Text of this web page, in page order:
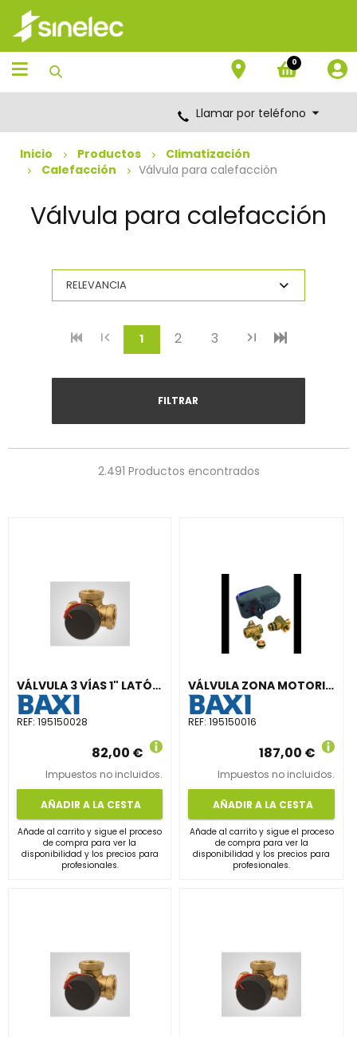
Saltar
contenido
Saltar
menú
de
navegación
0
Llamar por teléfono
Inicio Productos
Climatización
Calefacción
Válvula para calefacción
Válvula para calefacción
1(current)
2 3
FILTRAR
2.491 Productos encontrados
VÁLVULA 3 VÍAS 1" LATÓN ROSCA H
REF: 195150028
82,00 €
Impuestos no incluidos.
AÑADIR A LA CESTA
Añade al carrito y sigue el proceso
de compra para ver la
disponibilidad y los precios para
profesionales.
VÁLVULA ZONA MOTORIZADO 3 Y 2 VÍAS 1''
REF:195150016
187,00 €
Impuestos no incluidos.
AÑADIR A LA CESTA
Añade al carrito y sigue el proceso
de compra para ver la
disponibilidad y los precios para
profesionales.